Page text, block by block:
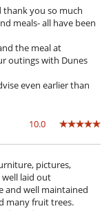
thank you so much
meals- all have been
the meal at
outings with Dunes
even earlier than
10.0
pictures,
laid out
and well maintained
many fruit trees.